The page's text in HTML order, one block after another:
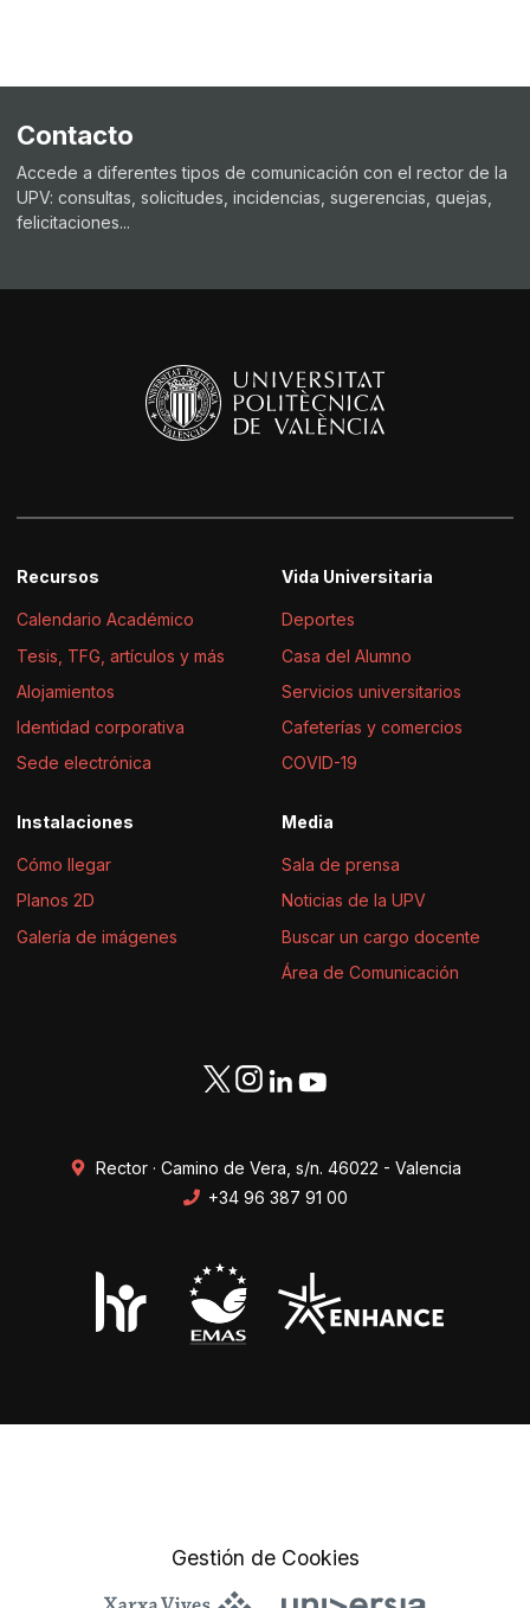
Contacto
Accede a diferentes tipos de comunicación con el rector de la
UPV: consultas, solicitudes, incidencias, sugerencias, quejas,
felicitaciones...
Recursos
Calendario Académico
Tesis, TFG, artículos y más
Alojamientos
Identidad corporativa
Sede electrónica
Vida Universitaria
Deportes
Casa del Alumno
Servicios universitarios
Cafeterías y comercios
COVID-19
Instalaciones
Cómo llegar
Planos 2D
Galería de imágenes
Media
Sala de prensa
Noticias de la UPV
Buscar un cargo docente
Área de Comunicación
Rector · Camino de Vera, s/n. 46022 - Valencia
+34 96 387 91 00
Gestión de Cookies